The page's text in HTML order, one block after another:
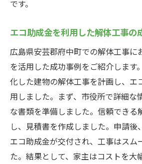
です。
エコ助成金を利用した解体工事の
広島県安芸郡府中町での解体工事に
を活用した成功事例をご紹介します
化した建物の解体工事を計画し、エ
用しました。まず、市役所で詳細な
な書類を準備しました。信頼できる
し、見積書を作成しました。申請後
エコ助成金が交付され、工事はスム
た。結果として、家主はコストを大